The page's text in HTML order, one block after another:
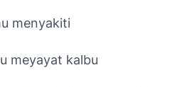
menyakiti
meyayat kalbu